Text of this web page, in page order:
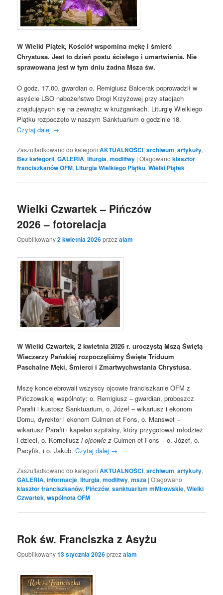
W Wielki Piątek, Kościół wspomina mękę i śmierć
Chrystusa. Jest to dzień postu ścisłego i umartwienia. Nie
sprawowana jest w tym dniu żadna Msza św.
O godz. 17.00. gwardian o. Remigiusz Balcerak poprowadził w
asyście LSO nabożeństwo Drogi Krzyżowej przy stacjach
znajdujących się na zewnątrz w krużgankach. Liturgię Wielkiego
Piątku rozpoczęto w naszym Sanktuarium o godzinie 18.
Czytaj dalej →
Zaszufladkowano do kategorii AKTUALNOŚCI,archiwum,artykuły,
Bez kategorii,GALERIA,liturgia,modlitwy |Otagowano klasztor
franciszkanów OFM, Liturgia Wielkiego Piątku,Wielki Piątek
Wielki Czwartek – Pińczów
2026 – fotorelacja
Opublikowany2 kwietnia 2026przezalam
W Wielki Czwartek, 2 kwietnia 2026 r. uroczystą Mszą Świętą
Wieczerzy Pańskiej rozpoczęliśmy Święte Triduum
Paschalne Męki, Śmierci i Zmartwychwstania Chrystusa.
Mszę koncelebrowali wszyscy ojcowie franciszkanie OFM z
Pińczowskiej wspólnoty: o. Remigiusz – gwardian, proboszcz
Parafii i kustosz Sanktuarium, o. Józef – wikariusz i ekonom
Domu, dyrektor i ekonom Culmen et Fons, o. Manswet –
wikariusz Parafii i kapelan szpitalny, który przygotował młodzież
i dzieci, o. Korneliusz i ojcowie zCulmen et Fons – o. Józef, o.
Pacyfik, i o. Jakub.Czytaj dalej →
Zaszufladkowano do kategorii AKTUALNOŚCI,archiwum,artykuły,
GALERIA,informacje,liturgia,modlitwy,msza |Otagowano
klasztor franciszkanów, Pińczów,sanktuarium mMirowskie,Wielki
Czwartek,wspólnota OFM
Rok św. Franciszka z Asyżu
Opublikowany13 stycznia 2026przezalam